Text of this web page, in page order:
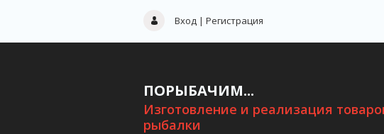
Вход | Регистрация
ПОРЫБАЧИМ...
Изготовление и реализация
рыбалки